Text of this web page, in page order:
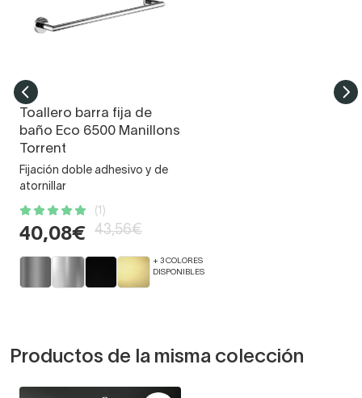
Toallero barra fija de
baño Eco 6500 Manillons
Torrent
Fijación doble adhesivo y de
atornillar
(1)
40,08€ 43,56€
+ 3 COLORES
DISPONIBLES
Productos de la misma colección